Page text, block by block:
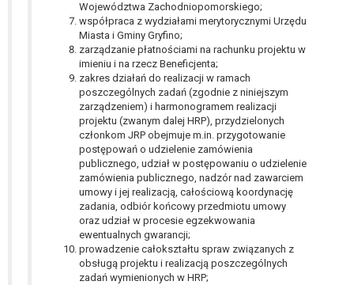
Województwa Zachodniopomorskiego;
współpraca z wydziałami merytorycznymi Urzędu
Miasta i Gminy Gryfino;
zarządzanie płatnościami na rachunku projektu w
imieniu i na rzecz Beneficjenta;
zakres działań do realizacji w ramach
poszczególnych zadań (zgodnie z niniejszym
zarządzeniem) i harmonogramem realizacji
projektu (zwanym dalej HRP), przydzielonych
członkom JRP obejmuje m.in. przygotowanie
postępowań o udzielenie zamówienia
publicznego, udział w postępowaniu o udzielenie
zamówienia publicznego, nadzór nad zawarciem
umowy i jej realizacją, całościową koordynację
zadania, odbiór końcowy przedmiotu umowy
oraz udział w procesie egzekwowania
ewentualnych gwarancji;
prowadzenie całokształtu spraw związanych z
obsługą projektu i realizacją poszczególnych
zadań wymienionych w HRP;